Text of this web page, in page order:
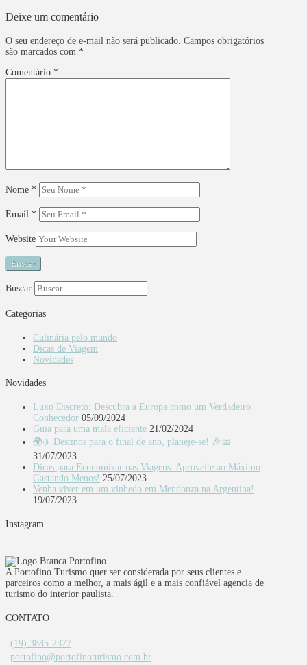
Deixe um comentário
O seu endereço de e-mail não será publicado. Campos obrigatórios
são marcados com *
Comentário *
Nome *
Email *
Website
Buscar
Categorias
Culinária pelo mundo
Dicas de Viagem
Novidades
Novidades
Luxo Discreto: Descubra a Europa como um Verdadeiro
Conhecedor 05/09/2024
Guia para uma mala eficiente 21/02/2024
🌍✈️ Destinos para o final de ano, planeje-se! 🎉📅
31/07/2023
Dicas para Economizar nas Viagens: Aproveite ao Máximo
Gastando Menos! 25/07/2023
Venha viver em um vinhedo em Mendonza na Argentina!
19/07/2023
Instagram
A Portofino Turismo quer ser considerada por seus clientes e
parceiros como a melhor, a mais ágil e a mais confiável agencia de
turismo do interior paulista.
CONTATO
(19) 3885-2377
portofino@portofinoturismo.com.br